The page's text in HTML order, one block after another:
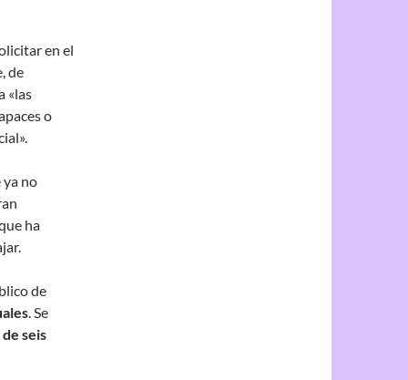
en el
de
«las
o
ya no
ha
de
. Se
seis